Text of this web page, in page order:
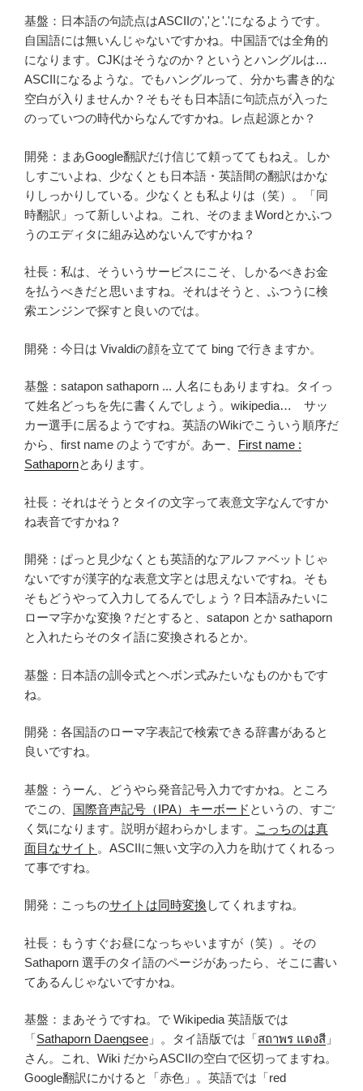
基盤：日本語の句読点はASCIIの','と'.'になるようです。
自国語には無いんじゃないですかね。中国語では全角的
になります。CJKはそうなのか？というとハングルは…
ASCIIになるような。でもハングルって、分かち書き的な
空白が入りませんか？そもそも日本語に句読点が入った
のっていつの時代からなんですかね。レ点起源とか？
開発：まあGoogle翻訳だけ信じて頼っててもねえ。しか
しすごいよね、少なくとも日本語・英語間の翻訳はかな
りしっかりしている。少なくとも私よりは（笑）。「同
時翻訳」って新しいよね。これ、そのままWordとかふつ
うのエディタに組み込めないんですかね？
社長：私は、そういうサービスにこそ、しかるべきお金
を払うべきだと思いますね。それはそうと、ふつうに検
索エンジンで探すと良いのでは。
開発：今日は Vivaldiの顔を立てて bing で行きますか。
基盤：satapon sathaporn ... 人名にもありますね。タイっ
て姓名どっちを先に書くんでしょう。wikipedia… サッ
カー選手に居るようですね。英語のWikiでこういう順序だ
から、first name のようですが。あー、 First name :
Sathapornとあります。
社長：それはそうとタイの文字って表意文字なんですか
ね表音ですかね？
開発：ぱっと見少なくとも英語的なアルファベットじゃ
ないですが漢字的な表意文字とは思えないですね。そも
そもどうやって入力してるんでしょう？日本語みたいに
ローマ字かな変換？だとすると、satapon とか sathaporn
と入れたらそのタイ語に変換されるとか。
基盤：日本語の訓令式とヘボン式みたいなものかもです
ね。
開発：各国語のローマ字表記で検索できる辞書があると
良いですね。
基盤：うーん、どうやら発音記号入力ですかね。ところ
でこの、 国際音声記号（IPA）キーボード というの、すご
く気になります。説明が超わらかします。
こっちのは真
面目なサイト 。ASCIIに無い文字の入力を助けてくれるっ
て事ですね。
開発：こっちのサイトは同時変換してくれますね。
社長：もうすぐお昼になっちゃいますが（笑）。その
Sathaporn 選手のタイ語のページがあったら、そこに書い
てあるんじゃないですかね。
基盤：まあそうですね。で Wikipedia 英語版では
「Sathaporn Daengsee 」。タイ語版では「สถาพร แดงสี 」
さん。これ、Wiki だからASCIIの空白で区切ってますね。
Google翻訳にかけると「赤色」。英語では「red